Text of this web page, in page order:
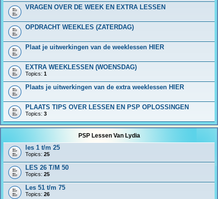
VRAGEN OVER DE WEEK EN EXTRA LESSEN
OPDRACHT WEEKLES (ZATERDAG)
Plaat je uitwerkingen van de weeklessen HIER
EXTRA WEEKLESSEN (WOENSDAG)
Topics: 1
Plaats je uitwerkingen van de extra weeklessen HIER
PLAATS TIPS OVER LESSEN EN PSP OPLOSSINGEN
Topics: 3
PSP Lessen Van Lydia
les 1 t/m 25
Topics: 25
LES 26 T/M 50
Topics: 25
Les 51 t/m 75
Topics: 26